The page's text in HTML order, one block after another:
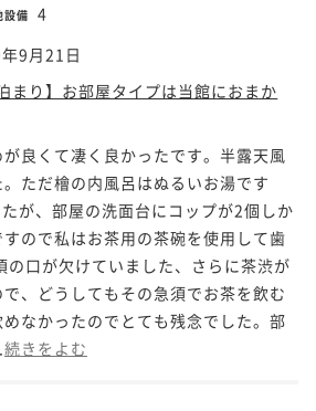
設備 4
9月21日
泊まり】お部屋タイプは当館におまか
良くて凄く良かったです。半露天風
ただ檜の内風呂はぬるいお湯です
が、部屋の洗面台にコップが2個しか
ので私はお茶用の茶碗を使用して歯
の口が欠けていました、さらに茶渋が
、どうしてもその急須でお茶を飲む
なかったのでとても残念でした。部
続きをよむ